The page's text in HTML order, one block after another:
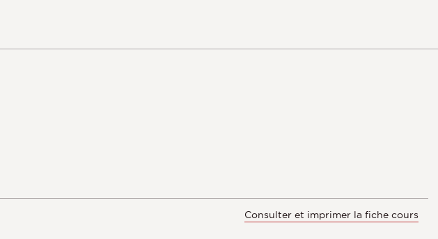
Consulter et imprimer la fiche cours